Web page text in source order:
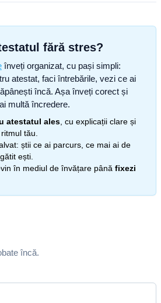
fără stres?
înveți organizat, cu pași simpli:
atestat, faci întrebările, vezi ce ai
încă. Așa înveți corect și
multă încredere.
atestatul ales , cu explicații clare și
tău.
știi ce ai parcurs, ce mai ai de
ești.
în mediul de învățare până fixezi
încă.